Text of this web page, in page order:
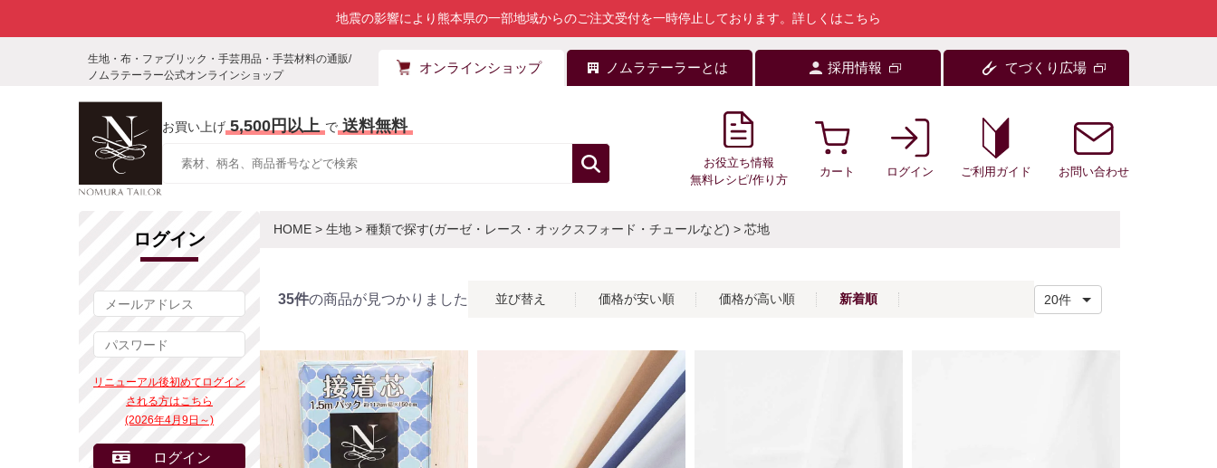
地震の影響により熊本県の一部地域からのご注文受付を一時停止しております。 詳しくはこちら
生地・布・ファブリック・手芸用品・手芸材料の通販/
ノムラテーラー公式オンラインショップ
オンラインショップ ノムラテーラーとは 採用情報 てづくり広場
お買い上げ 5,500円以上 で 送料無料
お役立ち情報
無料レシピ/作り方
カート ログイン ご利用ガイド お問い合わせ
ログイン
リニューアル後初めてログイン
される方はこちら
(2026年4月9日～)
ログイン
HOME > 生地 > 種類で探す(ガーゼ・レース・オックスフォード・チュールなど) > 芯地
35件の商品が見つかりました 並び替え 価格が安い順 価格が高い順 新着順